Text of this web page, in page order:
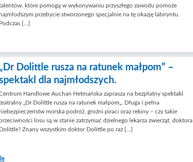
które pomogą w wykonywaniu przyszłego zawodu pomoże
przebycie stworzonego specjalnie na tę okazję labiryntu.
Podczas […]
„Dr Dolittle rusza na ratunek małpom” –
dla najmłodszych.
Handlowe Auchan Hetmańska zaprasza na bezpłatny spektakl
„Dr Dolittle rusza na ratunek małpom„. Długa i pełna
morska podróż, groźni piraci oraz rekiny – czy takie
losu są w stanie zatrzymać dzielnego lekarza zwierząt, doktora
Dolittle? Znany wszystkim doktor Dolittle po raz […]